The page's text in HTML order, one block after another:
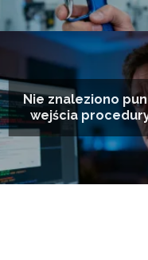
Nie znaleziono
wejścia
jak naprawić